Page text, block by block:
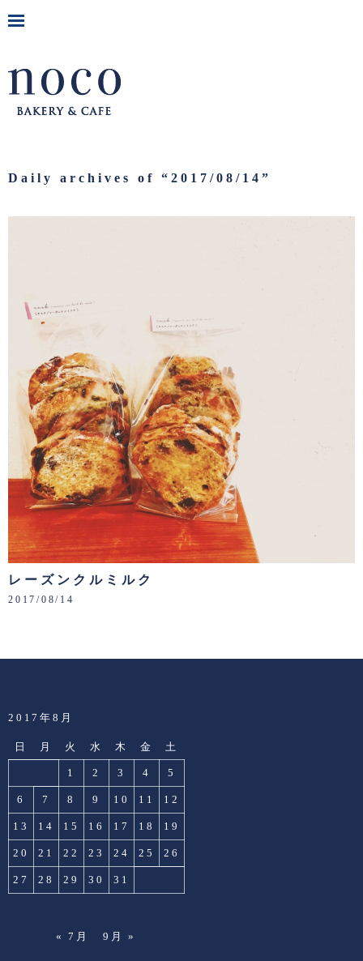
Daily archives of “ 2017/08/14 ”
レーズンクルミルク
2017/08/14
2017年8月
日 月 火 水 木 金 土
1 2 3 4 5
6 7 8 9 10 11 12
13 14 15 16 17 18 19
20 21 22 23 24 25 26
27 28 29 30 31
« 7月 9月 »